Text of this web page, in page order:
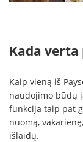
Kada
Kaip vieną iš
naudojimo būdų
funkcija taip pat
nuomą,
išlaidų.